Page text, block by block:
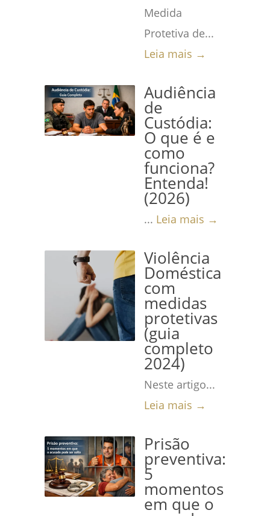
Medida
Protetiva de...
Leia mais →
Audiência
de
Custódia:
O que é e
como
funciona?
Entenda!
(2026)
... Leia mais →
Violência
Doméstica
com
medidas
protetivas
(guia
completo
2024)
Neste artigo...
Leia mais →
Prisão
preventiva:
5
momentos
em que o